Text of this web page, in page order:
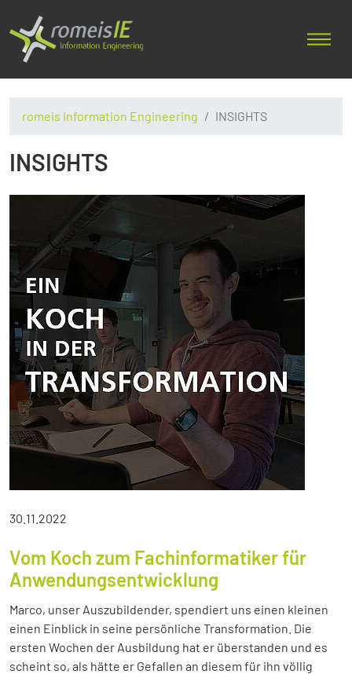
romeis Information Engineering INSIGHTS
INSIGHTS
30.11.2022
Vom Koch zum Fachinformatiker für
Anwendungsentwicklung
Marco, unser Auszubildender, spendiert uns einen kleinen
einen Einblick in seine persönliche Transformation. Die
ersten Wochen der Ausbildung hat er überstanden und es
scheint so, als hätte er Gefallen an diesem für ihn völlig